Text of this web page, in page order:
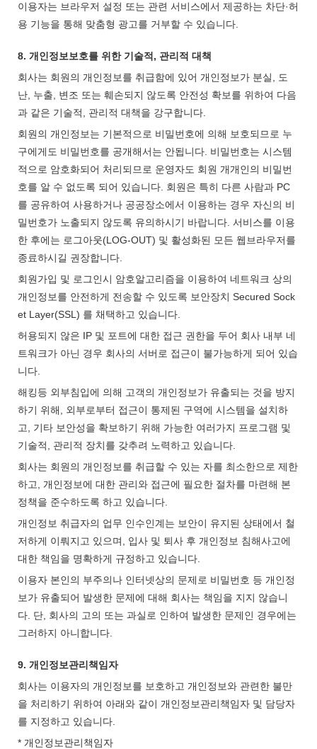
이용자는 브라우저 설정 또는 관련 서비스에서 제공하는 차단·허
용 기능을 통해 맞춤형 광고를 거부할 수 있습니다.
8. 개인정보보호를 위한 기술적, 관리적 대책
회사는 회원의 개인정보를 취급함에 있어 개인정보가 분실, 도
난, 누출, 변조 또는 훼손되지 않도록 안전성 확보를 위하여 다음
과 같은 기술적, 관리적 대책을 강구합니다.
회원의 개인정보는 기본적으로 비밀번호에 의해 보호되므로 누
구에게도 비밀번호를 공개해서는 안됩니다. 비밀번호는 시스템
적으로 암호화되어 처리되므로 운영자도 회원 개개인의 비밀번
호를 알 수 없도록 되어 있습니다. 회원은 특히 다른 사람과 PC
를 공유하여 사용하거나 공공장소에서 이용하는 경우 자신의 비
밀번호가 노출되지 않도록 유의하시기 바랍니다. 서비스를 이용
한 후에는 로그아웃(LOG-OUT) 및 활성화된 모든 웹브라우저를
종료하시길 권장합니다.
회원가입 및 로그인시 암호알고리즘을 이용하여 네트워크 상의
개인정보를 안전하게 전송할 수 있도록 보안장치 Secured Sock
et Layer(SSL) 를 채택하고 있습니다.
허용되지 않은 IP 및 포트에 대한 접근 권한을 두어 회사 내부 네
트워크가 아닌 경우 회사의 서버로 접근이 불가능하게 되어 있습
니다.
해킹등 외부침입에 의해 고객의 개인정보가 유출되는 것을 방지
하기 위해, 외부로부터 접근이 통제된 구역에 시스템을 설치하
고, 기타 보안성을 확보하기 위해 가능한 여러가지 프로그램 및
기술적, 관리적 장치를 갖추려 노력하고 있습니다.
회사는 회원의 개인정보를 취급할 수 있는 자를 최소한으로 제한
하고, 개인정보에 대한 관리와 접근에 필요한 절차를 마련해 본
정책을 준수하도록 하고 있습니다.
개인정보 취급자의 업무 인수인계는 보안이 유지된 상태에서 철
저하게 이뤄지고 있으며, 입사 및 퇴사 후 개인정보 침해사고에
대한 책임을 명확하게 규정하고 있습니다.
이용자 본인의 부주의나 인터넷상의 문제로 비밀번호 등 개인정
보가 유출되어 발생한 문제에 대해 회사는 책임을 지지 않습니
다. 단, 회사의 고의 또는 과실로 인하여 발생한 문제인 경우에는
그러하지 아니합니다.
9. 개인정보관리책임자
회사는 이용자의 개인정보를 보호하고 개인정보와 관련한 불만
을 처리하기 위하여 아래와 같이 개인정보관리책임자 및 담당자
를 지정하고 있습니다.
* 개인정보관리책임자